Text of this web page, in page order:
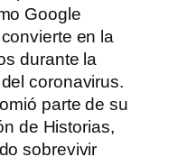
Google
en la
durante la
coronavirus.
parte de su
de Historias,
sobrevivir